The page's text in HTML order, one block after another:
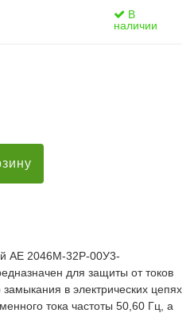
В
наличии
АЕ 2046М-32Р-00У3-
для защиты от токов
замыкания в электрических цепях
тока частоты 50,60 Гц, а